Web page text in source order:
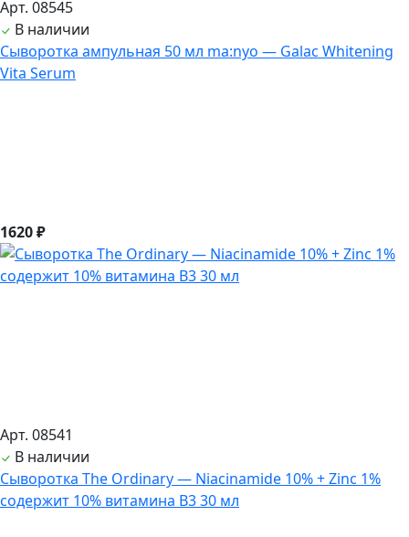
Арт. 08545
В наличии
Сыворотка ампульная 50 мл ma:nyo — Galac Whitening
Vita Serum
1620 ₽
Арт. 08541
В наличии
Сыворотка The Ordinary — Niacinamide 10% + Zinc 1%
содержит 10% витамина B3 30 мл